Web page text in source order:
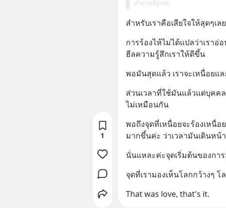
คำถามนี้ถูกลบ
สำหรับเราคือเสียใจให้สุดๆเล
การร้องไห้ไม่ได้แปลว่าเราอ่
ฮีลความรู้สึกเราให้ดีขึ้น
พอมันสุดแล้ว เราจะเหนื่อยแล
ส่วนเวลาที่ใช้มันแล้วแต่บุคคล
ไม่เหมือนกัน
พอถึงจุดที่เหนื่อยจะร้องเหนื่อ
มากขึ้นค่ะ ว่าเวลามันเดินหน้
นั่นแหละค่ะจุดเริ่มต้นของกา
จุดที่เรามองเห็นโลกกว้างๆ โ
That was love, that's it.
1